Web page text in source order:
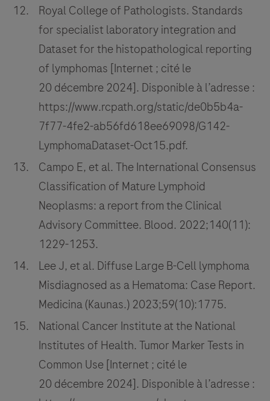
Royal College of Pathologists. Standards
for specialist laboratory integration and
Dataset for the histopathological reporting
of lymphomas [Internet ; cité le
20 décembre 2024]. Disponible à l’adresse :
https://www.rcpath.org/static/de0b5b4a-
7f77-4fe2-ab56fd618ee69098/G142-
LymphomaDataset-Oct15.pdf.
Campo E, et al. The International Consensus
Classification of Mature Lymphoid
Neoplasms: a report from the Clinical
Advisory Committee. Blood. 2022;140(11):
1229-1253.
Lee J, et al. Diffuse Large B-Cell lymphoma
Misdiagnosed as a Hematoma: Case Report.
Medicina (Kaunas.) 2023;59(10):1775.
National Cancer Institute at the National
Institutes of Health. Tumor Marker Tests in
Common Use [Internet ; cité le
20 décembre 2024]. Disponible à l’adresse :